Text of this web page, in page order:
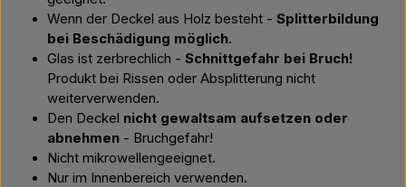
Wenn der Deckel aus Holz besteht - Splitterbildung
bei Beschädigung möglich.
Glas ist zerbrechlich - Schnittgefahr bei Bruch!
Produkt bei Rissen oder Absplitterung nicht
weiterverwenden.
Den Deckel nicht gewaltsam aufsetzen oder
abnehmen - Bruchgefahr!
Nicht mikrowellengeeignet.
Nur im Innenbereich verwenden.